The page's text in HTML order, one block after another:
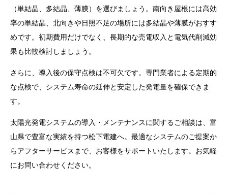
（単結晶、多結晶、薄膜）を選びましょう。南向き屋根には高効
率の単結晶、北向きや日照不足の場所には多結晶や薄膜がおすす
めです。初期費用だけでなく、長期的な売電収入と電気代削減効
果も比較検討しましょう。
さらに、導入後の保守点検は不可欠です。専門業者による定期的
な点検で、システム寿命の延伸と安定した発電量を確保できま
す。
太陽光発電システムの導入・メンテナンスに関するご相談は、富
山県で豊富な実績を持つ松下電建へ。最適なシステムのご提案か
らアフターサービスまで、お客様をサポートいたします。お気軽
にお問い合わせください。